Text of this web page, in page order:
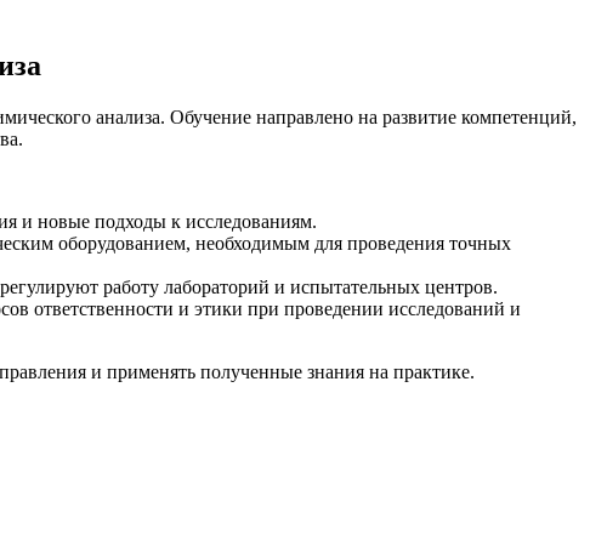
анализа. Обучение направлено на развитие компетенций,
и новые подходы к исследованиям.
оборудованием, необходимым для проведения точных
работу лабораторий и испытательных центров.
ответственности и этики при проведении исследований и
и применять полученные знания на практике.